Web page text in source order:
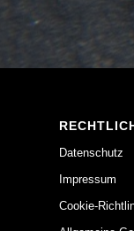
Datenschutz
Impressum
Cookie-